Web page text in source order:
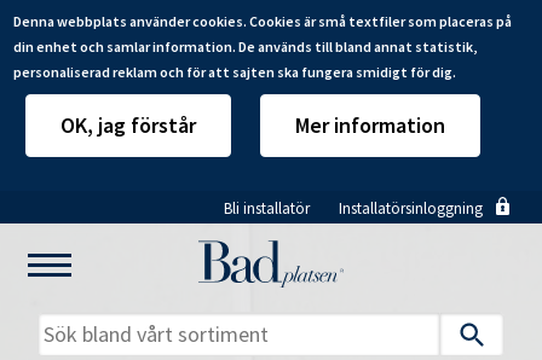
Denna webbplats använder cookies. Cookies är små textfiler som placeras på
din enhet och samlar information. De används till bland annat statistik,
personaliserad reklam och för att sajten ska fungera smidigt för dig.
OK, jag förstår Mer information
till
huvudinnehåll
Bli installatör Installatörsinloggning